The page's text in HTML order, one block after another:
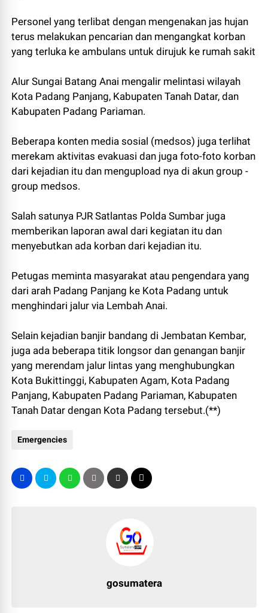
Personel yang terlibat dengan mengenakan jas hujan
terus melakukan pencarian dan mengangkat korban
yang terluka ke ambulans untuk dirujuk ke rumah sakit
Alur Sungai Batang Anai mengalir melintasi wilayah
Kota Padang Panjang, Kabupaten Tanah Datar, dan
Kabupaten Padang Pariaman.
Beberapa konten media sosial (medsos) juga terlihat
merekam aktivitas evakuasi dan juga foto-foto korban
dari kejadian itu dan mengupload nya di akun group -
group medsos.
Salah satunya PJR Satlantas Polda Sumbar juga
memberikan laporan awal dari kegiatan itu dan
menyebutkan ada korban dari kejadian itu.
Petugas meminta masyarakat atau pengendara yang
dari arah Padang Panjang ke Kota Padang untuk
menghindari jalur via Lembah Anai.
Selain kejadian banjir bandang di Jembatan Kembar,
juga ada beberapa titik longsor dan genangan banjir
yang merendam jalur lintas yang menghubungkan
Kota Bukittinggi, Kabupaten Agam, Kota Padang
Panjang, Kabupaten Padang Pariaman, Kabupaten
Tanah Datar dengan Kota Padang tersebut.(**)
Emergencies
gosumatera